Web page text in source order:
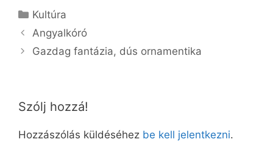
Kategória
Kultúra
Angyalkóró
Gazdag fantázia, dús ornamentika
Szólj hozzá!
Hozzászólás küldéséhez be kell jelentkezni.